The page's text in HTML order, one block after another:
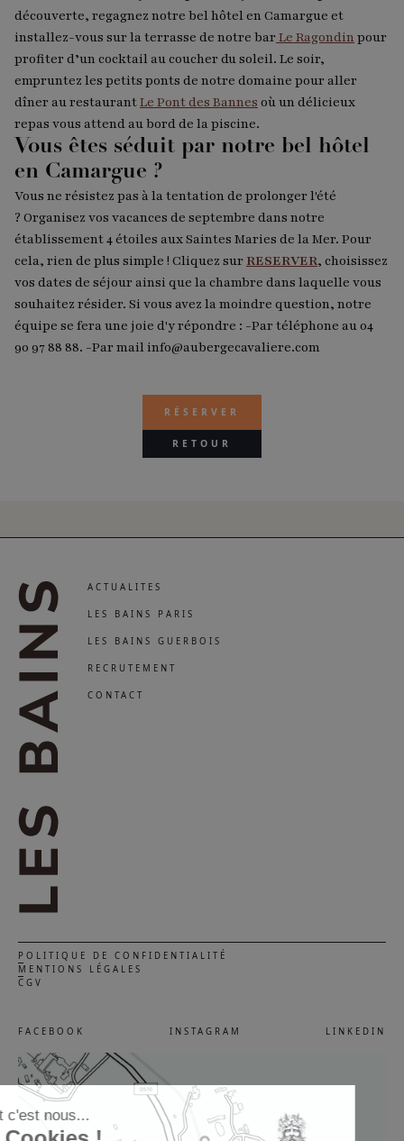
découverte, regagnez notre bel hôtel en Camargue et
installez-vous sur la terrasse de notre bar Le Ragondinpour
profiter d’un cocktail au coucher du soleil. Le soir,
empruntez les petits ponts de notre domaine pour aller
dîner au restaurantLe Pont des Bannes où un délicieux
repas vous attend au bord de la piscine.
Vous êtes séduit par notre bel hôtel
en Camargue ?
Vous ne résistez pas à la tentation de prolonger l'été
? Organisez vos vacances de septembre dans notre
établissement 4 étoiles aux Saintes Maries de la Mer. Pour
cela, rien de plus simple ! Cliquez sur RESERVER, choisissez
vos dates de séjour ainsi que la chambre dans laquelle vous
souhaitez résider. Si vous avez la moindre question, notre
équipe se fera une joie d'y répondre : -Par téléphone au 04
90 97 88 88. -Par mail info@aubergecavaliere.com
RÉSERVER
RETOUR
ACTUALITES
LES BAINS PARIS
LES BAINS GUERBOIS
RECRUTEMENT
CONTACT
POLITIQUE DE CONFIDENTIALITÉ
MENTIONS LÉGALES
CGV
FACEBOOK INSTAGRAM LINKEDIN